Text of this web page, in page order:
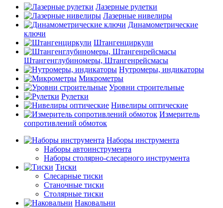
Лазерные рулетки
Лазерные нивелиры
Динамометрические
ключи
Штангенциркули
Штангенглубиномеры, Штангенрейсмасы
Нутромеры, индикаторы
Микрометры
Уровни строительные
Рулетки
Нивелиры оптические
Измеритель
сопротивлений обмоток
Наборы инструмента
Наборы автоинструмента
Наборы столярно-слесарного инструмента
Тиски
Слесарные тиски
Станочные тиски
Столярные тиски
Наковальни